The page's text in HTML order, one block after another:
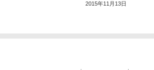
2015年11月13日